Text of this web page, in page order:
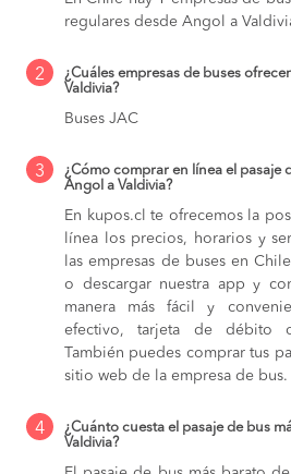
regulares desde Angol a
2
¿Cuáles empresas de buses
Valdivia?
Buses JAC
3
¿Cómo comprar en línea el pasaje
Angol a Valdivia?
En kupos.cl te ofrecemos la
línea los precios, horarios y
las empresas de buses en
o descargar nuestra app y
manera más fácil y
efectivo, tarjeta de débito
También puedes comprar tus
sitio web de la empresa de bus.
4
¿Cuánto cuesta el pasaje de bus
Valdivia?